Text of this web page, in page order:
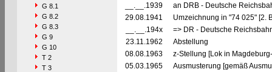
G 8.1
G 8.2
G 8.3
G 9
G 10
T 2
T 3
__.__.1939
an DRB - Deutsche
29.08.1941
Umzeichnung in "74 025" [2.
__.__.194x
=> DR - Deutsche
23.11.1962
Abstellung
08.08.1963
z-Stellung [Lok in
05.03.1965
Ausmusterung [gemäß